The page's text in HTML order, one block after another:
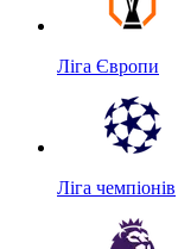
Ліга Європи
Ліга чемпіонів